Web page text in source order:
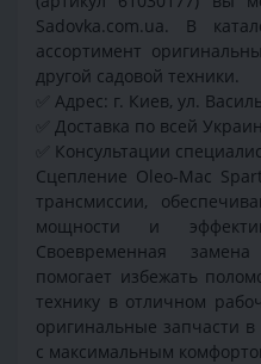
Sadovka.com.ua. В
ассортимент
другой садовой техники.
✅ Адрес: г. Киев, ул.
✅ Доставка по всей
✅ Консультации
Сцепление Oleo-Mac
трансмиссии,
мощности и
Своевременная
помогает избежать
технику в отличном
оригинальные запчасти
с максимальным